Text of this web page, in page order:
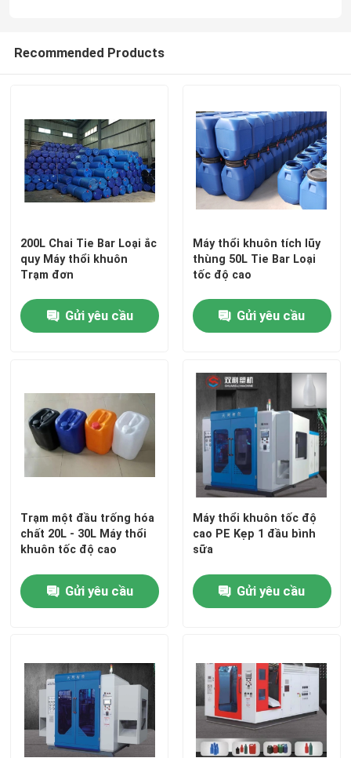
Các sản phẩm
Về chúng tôi
Recommended Products
200L Chai Tie Bar Loại ắc
quy Máy thổi khuôn
Trạm đơn
Gửi yêu cầu
Máy thổi khuôn tích lũy
thùng 50L Tie Bar Loại
tốc độ cao
Gửi yêu cầu
Trạm một đầu trống hóa
chất 20L - 30L Máy thổi
khuôn tốc độ cao
Gửi yêu cầu
Máy thổi khuôn tốc độ
cao PE Kẹp 1 đầu bình
sữa
Gửi yêu cầu